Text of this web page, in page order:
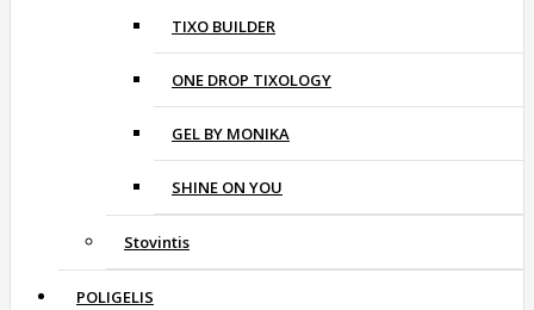
TIXO BUILDER
ONE DROP TIXOLOGY
GEL BY MONIKA
SHINE ON YOU
Stovintis
POLIGELIS